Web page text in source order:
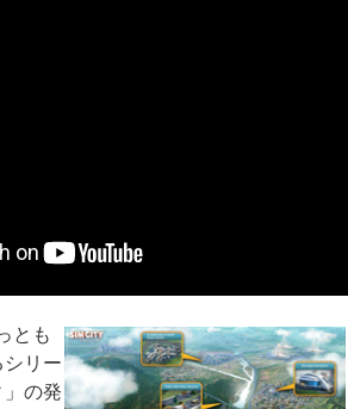
とも
リー
」の発